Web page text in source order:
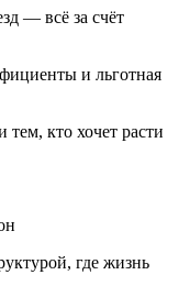
— всё за счёт
и льготная
кто хочет расти
где жизнь